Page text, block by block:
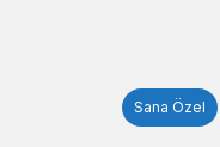
Sana Özel